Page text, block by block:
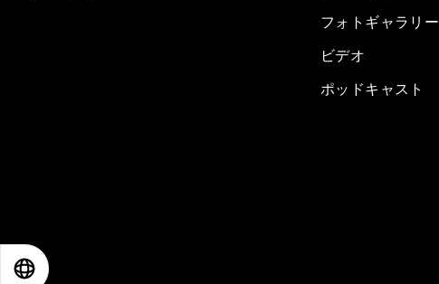
フォトギャラリー
ビデオ
ポッドキャスト